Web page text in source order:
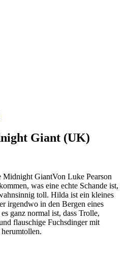
Giant (UK)
Von Luke Pearson
was eine echte Schande ist,
toll. Hilda ist ein kleines
irgendwo in den Bergen eines
ganz normal ist, dass Trolle,
flauschige Fuchsdinger mit